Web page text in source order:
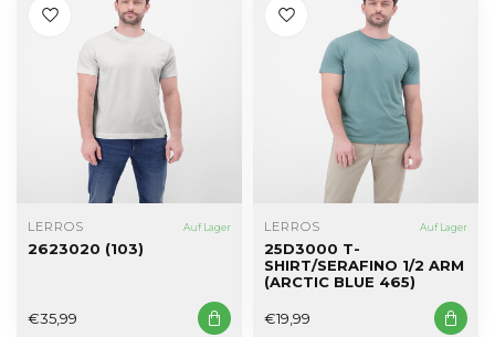
LERROS Auf Lager
2623020 (103)
€35,99
LERROS Auf Lager
25D3000 T-
SHIRT/SERAFINO 1/2 ARM
(ARCTIC BLUE 465)
€19,99